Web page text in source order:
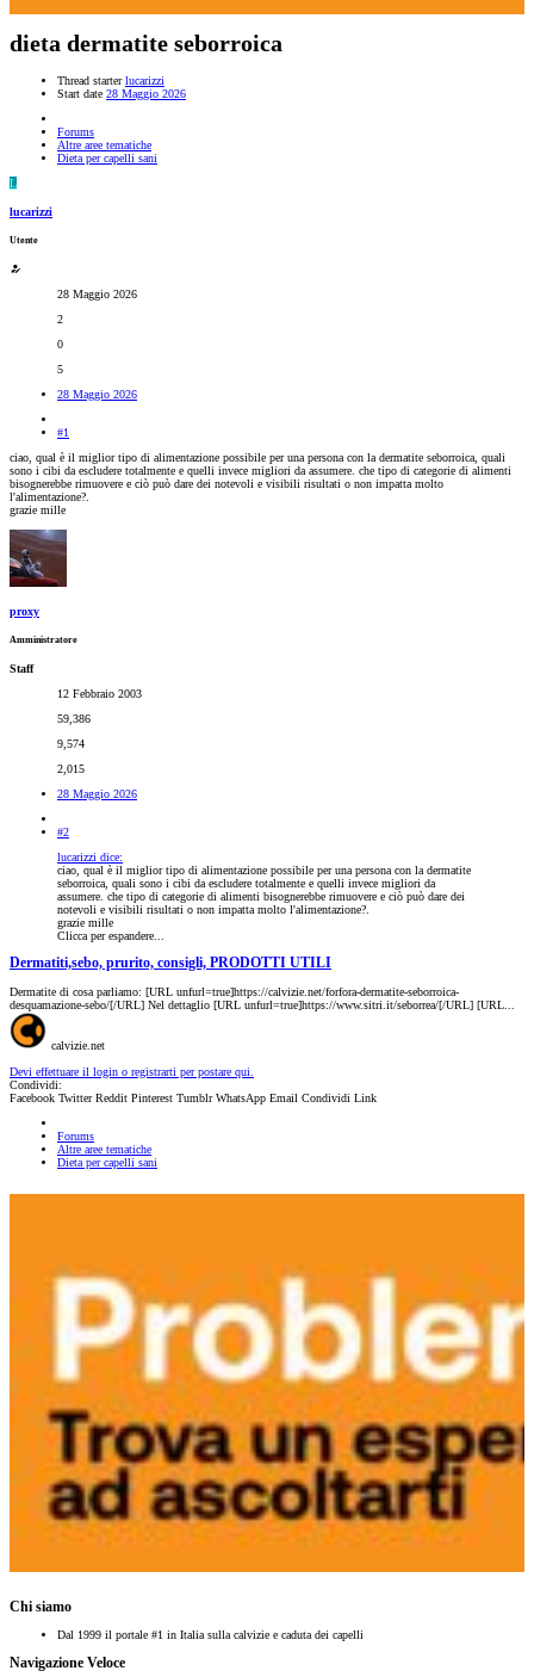
dieta dermatite seborroica
Thread starter lucarizzi
Start date 28 Maggio 2026
Forums
Altre aree tematiche
Dieta per capelli sani
L
lucarizzi
Utente
28 Maggio 2026
2
0
5
28 Maggio 2026
#1
ciao, qual è il miglior tipo di alimentazione possibile per una persona con la dermatite seborroica, quali
sono i cibi da escludere totalmente e quelli invece migliori da assumere. che tipo di categorie di alimenti
bisognerebbe rimuovere e ciò può dare dei notevoli e visibili risultati o non impatta molto
l'alimentazione?.
grazie mille
proxy
Amministratore
Staff
12 Febbraio 2003
59,386
9,574
2,015
28 Maggio 2026
#2
lucarizzi dice:
ciao, qual è il miglior tipo di alimentazione possibile per una persona con la dermatite
seborroica, quali sono i cibi da escludere totalmente e quelli invece migliori da
assumere. che tipo di categorie di alimenti bisognerebbe rimuovere e ciò può dare dei
notevoli e visibili risultati o non impatta molto l'alimentazione?.
grazie mille
Clicca per espandere...
Dermatiti,sebo, prurito, consigli, PRODOTTI UTILI
Dermatite di cosa parliamo: [URL unfurl=true]https://calvizie.net/forfora-dermatite-seborroica-
desquamazione-sebo/[/URL] Nel dettaglio [URL unfurl=true]https://www.sitri.it/seborrea/[/URL] [URL...
calvizie.net
Devi effettuare il login o registrarti per postare qui.
Condividi:
Facebook Twitter Reddit Pinterest Tumblr WhatsApp Email Condividi Link
Forums
Altre aree tematiche
Dieta per capelli sani
Chi siamo
Dal 1999 il portale #1 in Italia sulla calvizie e caduta dei capelli
Navigazione Veloce